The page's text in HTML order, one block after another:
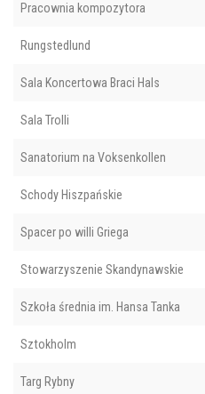
Pracownia kompozytora
Rungstedlund
Sala Koncertowa Braci Hals
Sala Trolli
Sanatorium na Voksenkollen
Schody Hiszpańskie
Spacer po willi Griega
Stowarzyszenie Skandynawskie
Szkoła średnia im. Hansa Tanka
Sztokholm
Targ Rybny